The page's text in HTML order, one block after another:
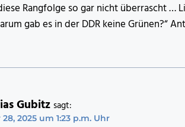
Rangfolge so gar nicht überrascht …
gab es in der DDR keine Grünen?“
Gubitz sagt:
2025 um 1:23 p.m. Uhr